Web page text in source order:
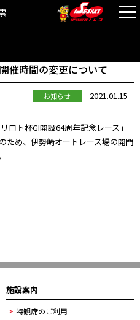
催時間の変更について
お知らせ 2021.01.15
ロト杯GI開設64周年記念レース」
ため、伊勢崎オートレース場の開門
施設案内
特観席のご利用